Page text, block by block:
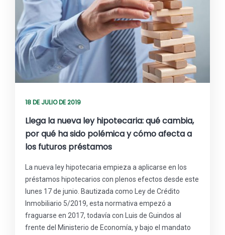
18 DE JULIO DE 2019
Llega la nueva ley hipotecaria: qué cambia,
por qué ha sido polémica y cómo afecta a
los futuros préstamos
La nueva ley hipotecaria empieza a aplicarse en los
préstamos hipotecarios con plenos efectos desde este
lunes 17 de junio. Bautizada como Ley de Crédito
Inmobiliario 5/2019, esta normativa empezó a
fraguarse en 2017, todavía con Luis de Guindos al
frente del Ministerio de Economía, y bajo el mandato